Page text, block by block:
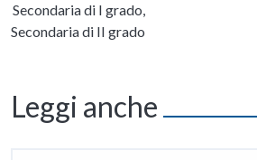
Secondaria di I grado,
Secondaria di II grado
Leggi anche